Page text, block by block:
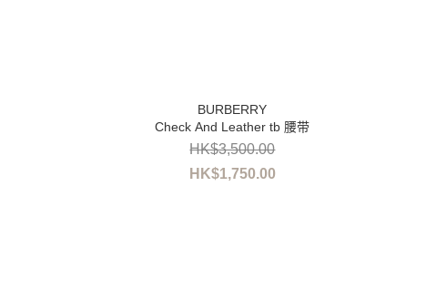
Check And Leather tb 腰带
HK$1,750.00
HK$3,500.00